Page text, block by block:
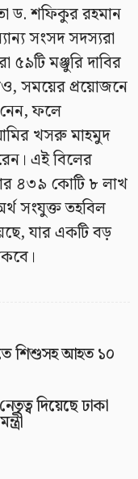
ড. শফিকুর রহমান
সংসদ সদস্যরা
মঞ্জুরি দাবির
সময়ের প্রয়োজনে
নেন, ফলে
খসরু মাহমুদ
এই বিলের
৪৩৯ কোটি ৮ লাখ
সংযুক্ত তহবিল
যার একটি বড়
শিশুসহ আহত ১০
দিয়েছে ঢাকা